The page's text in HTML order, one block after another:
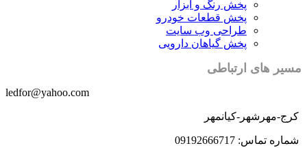
پخش رنگ و ابزار
پخش قطعات خودرو
طراحی وب سایت
پخش گیاهان دارویی
مسیر های ارتباطی
کرج-مهرشهر-کیانمهر
شماره تماس: 09192666717